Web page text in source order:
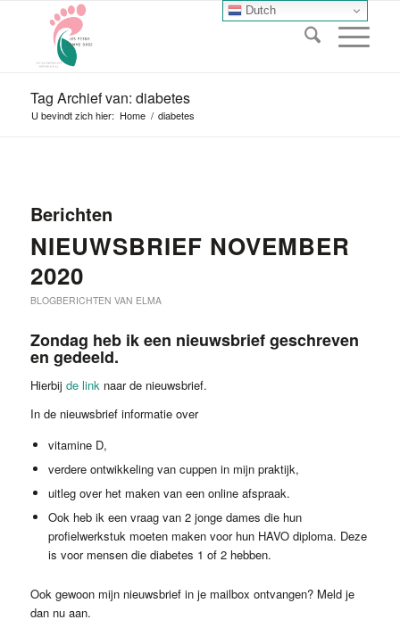
Tag Archief van: diabetes
U bevindt zich hier: Home / diabetes
Berichten
NIEUWSBRIEF NOVEMBER
2020
BLOGBERICHTEN VAN ELMA
Zondag heb ik een nieuwsbrief geschreven
en gedeeld.
Hierbij de linknaar de nieuwsbrief.
In de nieuwsbrief informatie over
vitamine D,
verdere ontwikkeling van cuppen in mijn praktijk,
uitleg over het maken van een online afspraak.
Ook heb ik een vraag van 2 jonge dames die hun
profielwerkstuk moeten maken voor hun HAVO diploma. Deze
is voor mensen die diabetes 1 of 2 hebben.
Ook gewoon mijn nieuwsbrief in je mailbox ontvangen? Meld je
dan nu aan.
Dutch